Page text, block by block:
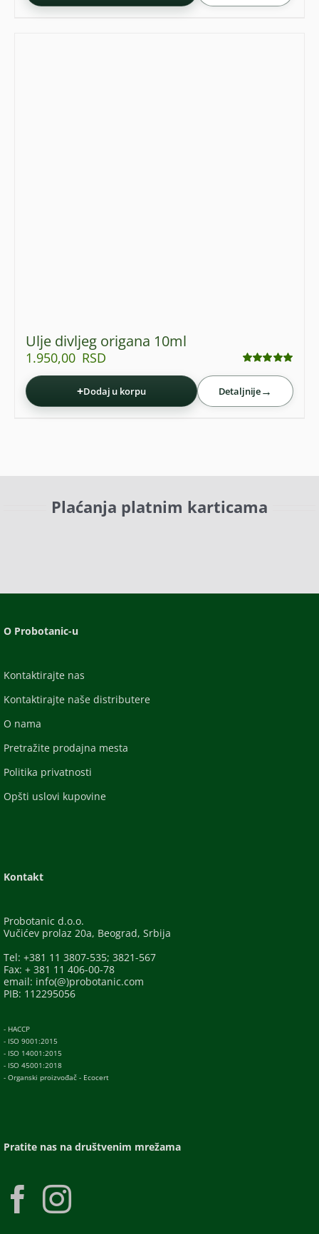
Ulje divljeg origana 10ml
1.950,00 RSD
+Dodaj u korpu Detaljnije→
Plaćanja platnim karticama
O Probotanic-u
Kontaktirajte nas
Kontaktirajte naše distributere
O nama
Pretražite prodajna mesta
Politika privatnosti
Opšti uslovi kupovine
Kontakt
Probotanic d.o.o.
Vučićev prolaz 20a, Beograd, Srbija
Tel: +381 11 3807-535; 3821-567
Fax: + 381 11 406-00-78
email: info(@)probotanic.com
PIB: 112295056
- HACCP
- ISO 9001:2015
- ISO 14001:2015
- ISO 45001:2018
- Organski proizvođač - Ecocert
Pratite nas na društvenim mrežama